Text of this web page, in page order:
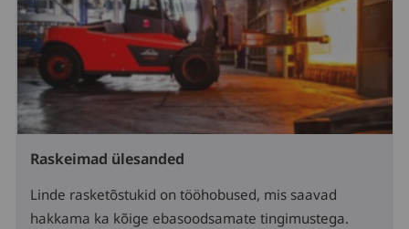
Raskeimad ülesanded
Linde rasketõstukid on tööhobused, mis saavad
hakkama ka kõige ebasoodsamate tingimustega.